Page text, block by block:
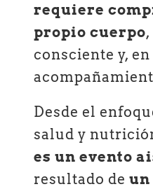
requiere
propio cuerpo
consciente y,
Desde el
salud y
es un evento
resultado deun